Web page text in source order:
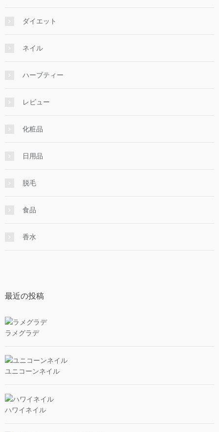
ダイエット
ネイル
ハーブティー
レビュー
化粧品
日用品
脱毛
食品
香水
最近の投稿
ラメグラデ
ユニコーンネイル
ハワイネイル